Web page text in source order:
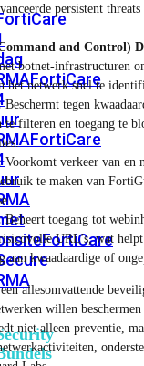
FortiCare
FortiCare
FortiCare
persistent
and Control)
botnet-infrastructuren
het netwerk snel te
Beschermt tegen
te filteren en toegang te
Voorkomt verkeer van en
te maken van
Beheert toegang tot
URL’s, wat
aan kwaadaardige of
allesomvattende
willen beschermen
niet alleen preventie,